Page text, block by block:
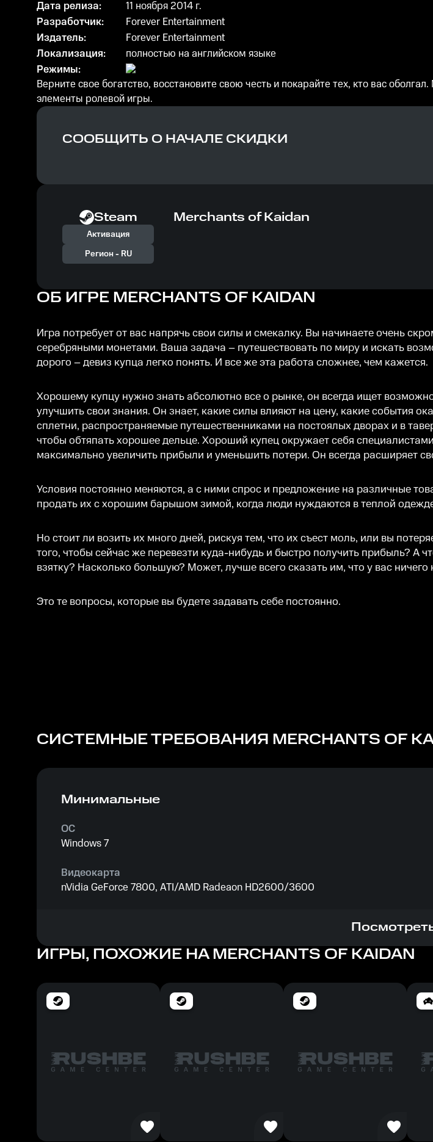
Дата релиза:
11 ноября 2014 г.
Разработчик:
Forever Entertainment
Издатель:
Forever Entertainment
Локализация:
полностью на английском языке
Режимы:
Верните свое богатство, восстановите свою честь и покарайте тех, кто вас
элементы ролевой игры.
СООБЩИТЬ О НАЧАЛЕ СКИДКИ
Steam
Активация
Регион - RU
Merchants of Kaidan
ОБ ИГРЕ MERCHANTS OF KAIDAN
Игра потребует от вас напрячь свои силы и смекалку. Вы начинаете очень
серебряными монетами. Ваша задача – путешествовать по миру и искать
дорого – девиз купца легко понять. И все же эта работа сложнее, чем кажется.
Хорошему купцу нужно знать абсолютно все о рынке, он всегда ищет
улучшить свои знания. Он знает, какие силы влияют на цену, какие события
сплетни, распространяемые путешественниками на постоялых дворах и в
чтобы обтяпать хорошее дельце. Хороший купец окружает себя
максимально увеличить прибыли и уменьшить потери. Он всегда расширяет
Условия постоянно меняются, а с ними спрос и предложение на различные
продать их с хорошим барышом зимой, когда люди нуждаются в теплой
Но стоит ли возить их много дней, рискуя тем, что их съест моль, или вы
того, чтобы сейчас же перевезти куда-нибудь и быстро получить прибыль? А
взятку? Насколько большую? Может, лучше всего сказать им, что у вас ничего
Это те вопросы, которые вы будете задавать себе постоянно.
СИСТЕМНЫЕ ТРЕБОВАНИЯ MERCHANTS OF
Минимальные
ОС
Windows 7
Видеокарта
nVidia GeForce 7800, ATI/AMD Radeaon HD2600/3600
Место на диске
ИГРЫ, ПОХОЖИЕ НА MERCHANTS OF KAIDAN